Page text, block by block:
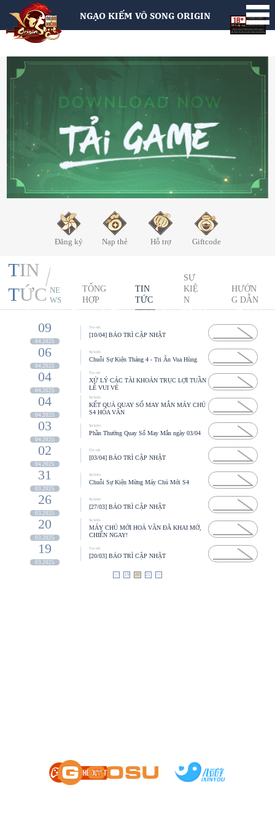
NGẠO KIẾM VÔ SONG ORIGIN
Đăng ký Nạp thẻ Hỗ trợ Giftcode
TIN
TỨC NE
WS
TỔNG
HỢP
TIN
TỨC
SỰ
KIỆ
N
HƯỚN
G DẪN
09
04.2025
Tin tức
[10/04] BẢO TRÌ CẬP NHẬT
06
04.2025
Sự kiện
Chuỗi Sự Kiện Tháng 4 - Tri Ân Vua Hùng
04
04.2025
Tin tức
XỬ LÝ CÁC TÀI KHOẢN TRỤC LỢI TUẦN
LỄ VUI VẺ
04
04.2025
Sự kiện
KẾT QUẢ QUAY SỐ MAY MẮN MÁY CHỦ
S4 HỎA VÂN
03
04.2025
Sự kiện
Phần Thưởng Quay Số May Mắn ngày 03/04
02
04.2025
Tin tức
[03/04] BẢO TRÌ CẬP NHẬT
31
03.2025
Sự kiện
Chuỗi Sự Kiện Mừng Máy Chủ Mới S4
26
03.2025
Sự kiện
[27/03] BẢO TRÌ CẬP NHẬT
20
03.2025
Sự kiện
MÁY CHỦ MỚI HOẢ VÂN ĐÃ KHAI MỞ,
CHIẾN NGAY!
19
03.2025
Tin tức
[20/03] BẢO TRÌ CẬP NHẬT
<< 19 20 21 >>